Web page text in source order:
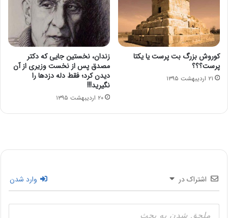
کوروش بزرگ بت پرست یا یکتا
پرست؟؟؟
۲۱ اردیبهشت ۱۳۹۵
زندان، نخستین جایی که دکتر
مصدق پس از نخست وزیری از آن
دیدن کرد؛ فقط دله دزدها را
نگیرید!!!
۲۰ اردیبهشت ۱۳۹۵
اشتراک در وارد شدن